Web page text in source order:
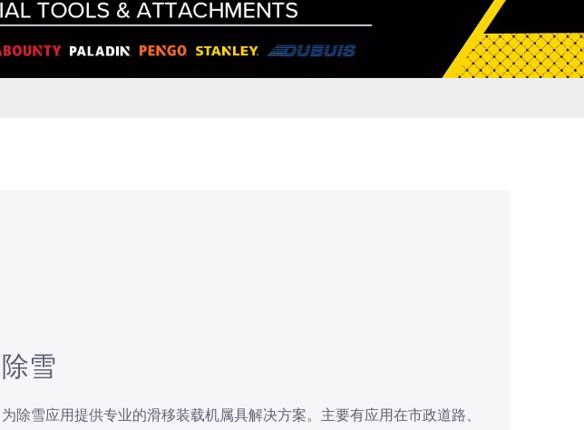
除雪
为除雪应用提供专业的滑移装载机属具解决方案。主要有应用在市政道路、